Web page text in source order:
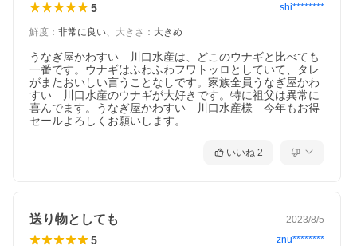
5 shi********
鮮度 ： 非常に良い、 大きさ ： 大きめ
うなぎ屋かわすい　川口水産は、どこのウナギと比べても
一番です。ウナギはふわふわフワトッロとしていて、タレ
がまたおいしい言うことなしです。家族全員うなぎ屋かわ
すい　川口水産のウナギが大好きです。特に祖父は異常に
喜んでます。うなぎ屋かわすい　川口水産様　今年もお得
いいね 2
送り物としても 2023/8/5
5 znu********